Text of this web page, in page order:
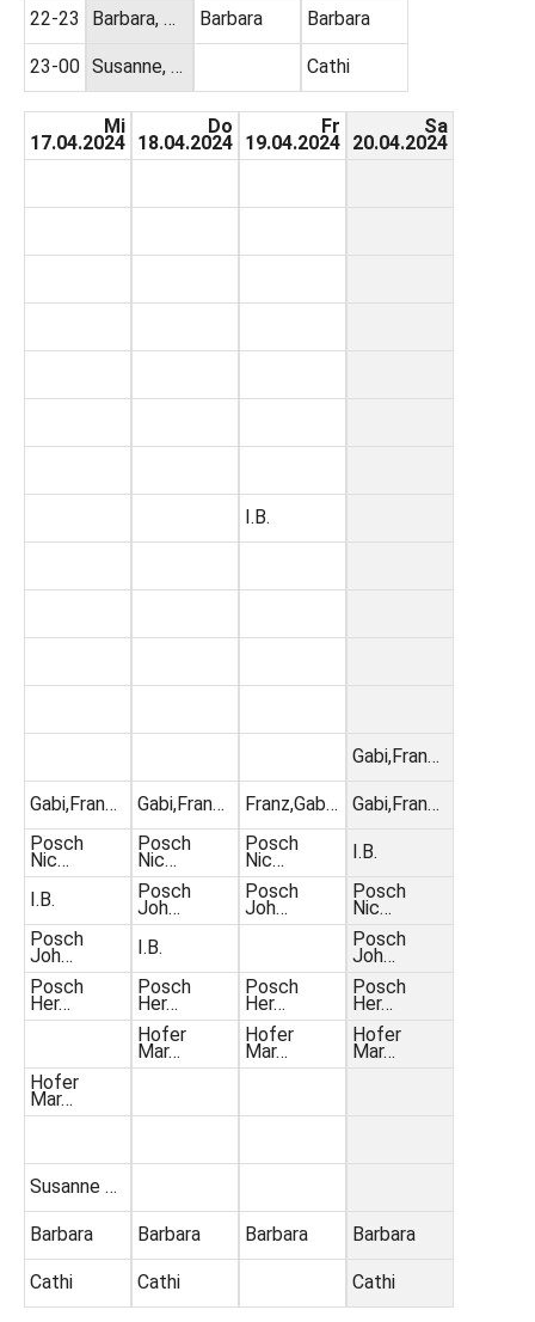
22-23
23-00
Barbara, …
Susanne, …
Barbara Barbara
Cathi
Mi
17.04.2024
Gabi,Fran…
Posch
Nic…
I.B.
Posch
Joh…
Posch
Her…
Hofer
Mar…
Susanne …
Barbara
Cathi
Do
18.04.2024
Gabi,Fran…
Posch
Nic…
Posch
Joh…
I.B.
Posch
Her…
Hofer
Mar…
Barbara
Cathi
Fr
19.04.2024
I.B.
Franz,Gab…
Posch
Nic…
Posch
Joh…
Posch
Her…
Hofer
Mar…
Barbara
Sa
20.04.2024
Gabi,Fran…
Gabi,Fran…
I.B.
Posch
Nic…
Posch
Joh…
Posch
Her…
Hofer
Mar…
Barbara
Cathi